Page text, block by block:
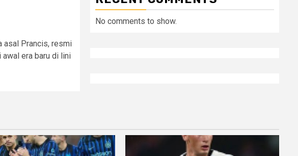
asal Prancis, resmi
awal era baru di lini
No comments to show.